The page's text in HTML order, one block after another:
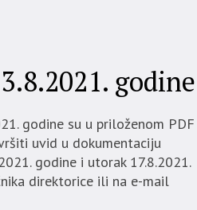
godine
godine su u priloženom PDF
uvid u dokumentaciju
godine i utorak 17.8.2021.
direktorice ili na e-mail